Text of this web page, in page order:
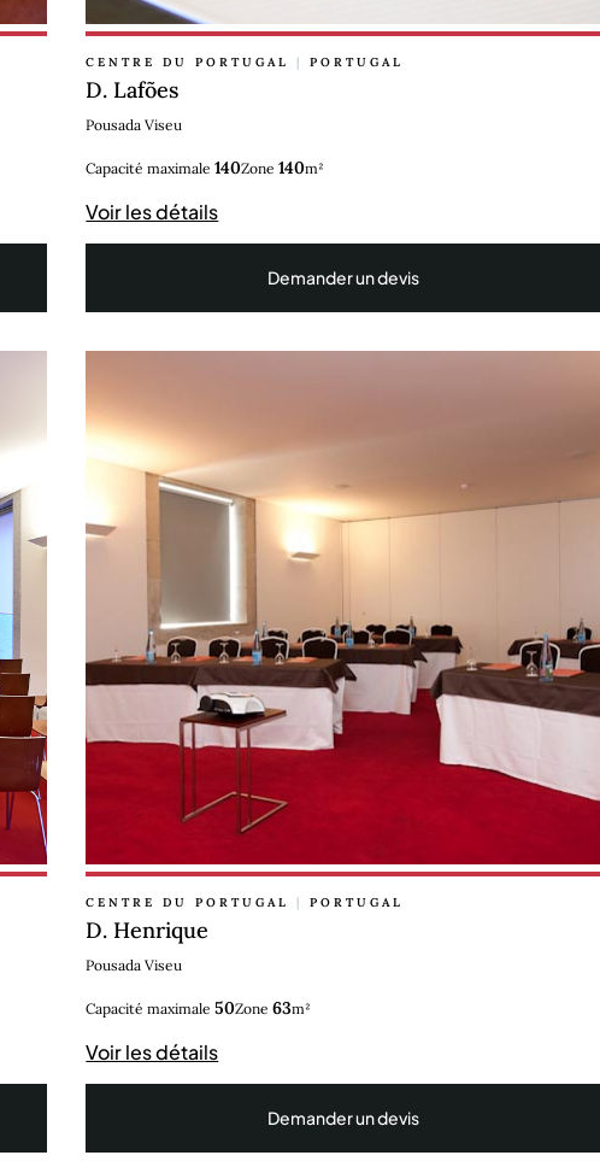
CENTRE DU PORTUGAL | PORTUGAL
D. Lafões
Pousada Viseu
Capacité maximale140Zone140m²
Voir les détails
Demander un devis
CENTRE DU PORTUGAL | PORTUGAL
D. Henrique
Pousada Viseu
Capacité maximale50Zone63m²
Voir les détails
Demander un devis